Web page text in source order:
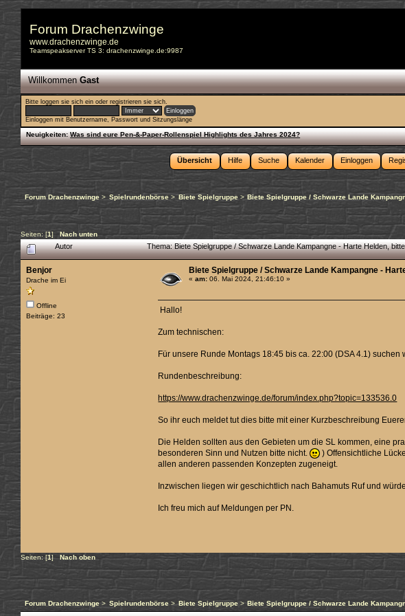
Forum Drachenzwinge
www.drachenzwinge.de
Teamspeakserver TS 3: drachenzwinge.de:9987
WillkommenGast
Bitte loggen sie sich ein oderregistrieren sie sich.
Einloggen mit Benutzername, Passwort und Sitzungslänge
Neuigkeiten: Was sind eure Pen-&-Paper-Rollenspiel Highlights des Jahres 2024?
Übersicht Hilfe Suche Kalender Einloggen
Forum Drachenzwinge > Spielrundenbörse> Biete Spielgruppe> Biete Spielgruppe / Schwarze Lande
Seiten: [1] Nach unten
Autor Thema: Biete Spielgruppe / Schwarze Lande Kampangne - Harte Helden,
Benjor
Drache im Ei
Offline
Beiträge: 23
Biete Spielgruppe / Schwarze Lande Kampangne -
«am: 06. Mai 2024, 21:46:10 »
Hallo!
Zum technischen:
Für unsere Runde Montags 18:45 bis ca. 22:00 (DSA 4.1)
Rundenbeschreibung:
https://www.drachenzwinge.de/forum/index.php?topic=133536.0
So ihr euch meldet tut dies bitte mit einer Kurzbeschreibung
Die Helden sollten aus den Gebieten um die SL kommen, eine
besonderen Sinn und Nutzen bitte nicht.
) Offensichtliche
allen anderen passenden Konzepten zugeneigt.
Inzwischen liegen wir geschichtlich nach Bahamuts Ruf und
Ich freu mich auf Meldungen per PN.
Seiten: [1] Nach oben
Forum Drachenzwinge > Spielrundenbörse> Biete Spielgruppe> Biete Spielgruppe / Schwarze Lande